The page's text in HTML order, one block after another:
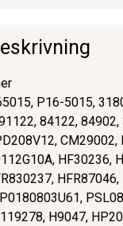
P16-5015,
84122,
CM29002,
HF30236,
H9047,